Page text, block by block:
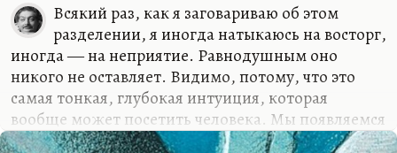
Всякий раз, как я заговариваю об этом
разделении, я иногда натыкаюсь на восторг,
иногда ― на неприятие. Равнодушным оно
никого не оставляет. Видимо, потому, что это
самая тонкая, глубокая интуиция, которая
вообще может посетить человека. Мы появляемся
из белых шаров, а белые шары появляются из нас.